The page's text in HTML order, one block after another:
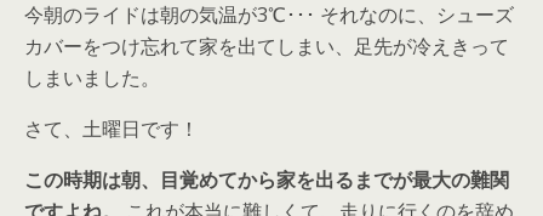
今朝のライドは朝の気温が3℃･･･ それなのに、シューズ
カバーをつけ忘れて家を出てしまい、足先が冷えきって
しまいました。
さて、土曜日です！
この時期は朝、目覚めてから家を出るまでが最大の難関